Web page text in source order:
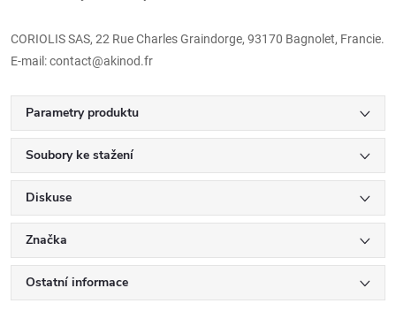
CORIOLIS SAS, 22 Rue Charles Graindorge, 93170 Bagnolet, Francie.
E-mail: contact@akinod.fr
Parametry produktu
Soubory ke stažení
Diskuse
Značka
Ostatní informace